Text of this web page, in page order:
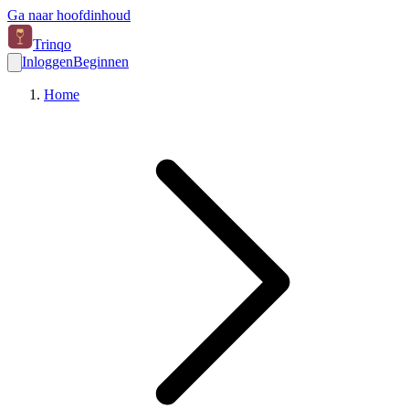
Ga naar hoofdinhoud
Trinqo
InloggenBeginnen
Home